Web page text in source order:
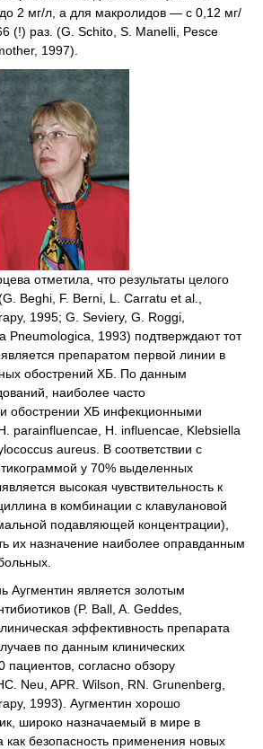
2 мг/л, а для макролидов — с 0,12 мг/
(!) раз. (G. Schito, S. Manelli, Pesce
1997).
отметила, что результаты целого
Beghi, F. Berni, L. Carratu et al.,
1995; G. Seviery, G. Roggi,
Pneumologica, 1993) подтверждают тот
препаратом первой линии в
обострений ХБ. По данным
наиболее часто
обострении ХБ инфекционными
parainfluencae, H. influencae, Klebsiella
aureus. В соответствии с
у 70% выделенных
высокая чувствительность к
в комбинации с клавулановой
подавляющей концентрации),
их назначение наиболее оправданным
Аугментин является золотым
(P. Ball, A. Geddes,
эффективность препарата
по данным клинических
пациентов, согласно обзору
Neu, APR. Wilson, RN. Grunenberg,
1993). Аугментин хорошо
широко назначаемый в мире в
как безопасность применения новых